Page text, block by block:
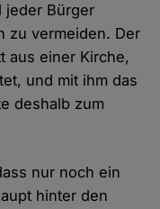
jeder Bürger
zu vermeiden. Der
aus einer Kirche,
und mit ihm das
deshalb zum
nur noch ein
hinter den